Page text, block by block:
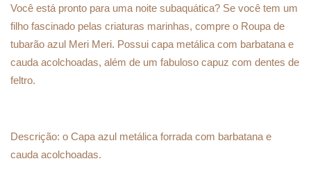
Você está pronto para uma noite subaquática? Se você tem um
filho fascinado pelas criaturas marinhas, compre o Roupa de
tubarão azul Meri Meri. Possui capa metálica com barbatana e
cauda acolchoadas, além de um fabuloso capuz com dentes de
feltro.
Descrição: o Capa azul metálica forrada com barbatana e
cauda acolchoadas.